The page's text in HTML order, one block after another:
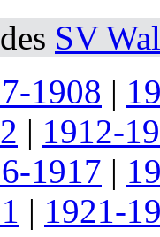
SV
1908 |
| 1912-
1917 |
| 1921-